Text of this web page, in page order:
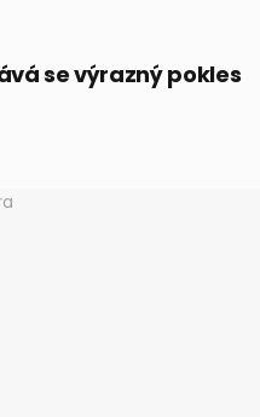
se výrazný pokles